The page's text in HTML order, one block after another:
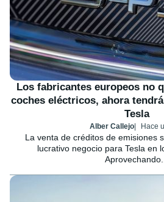
Los fabricantes europeos no
coches eléctricos, ahora
Tesla
Alber Callejo Hace
La venta de créditos de emisiones
lucrativo negocio para Tesla en